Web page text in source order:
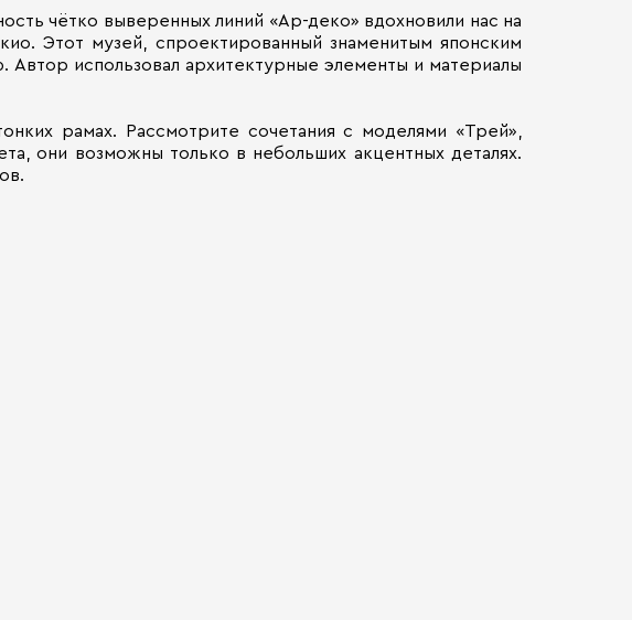
чётко выверенных линий «Ар-деко» вдохновили нас на
Этот музей, спроектированный знаменитым японским
Автор использовал архитектурные элементы и материалы
рамах. Рассмотрите сочетания с моделями «Трей»,
они возможны только в небольших акцентных деталях.